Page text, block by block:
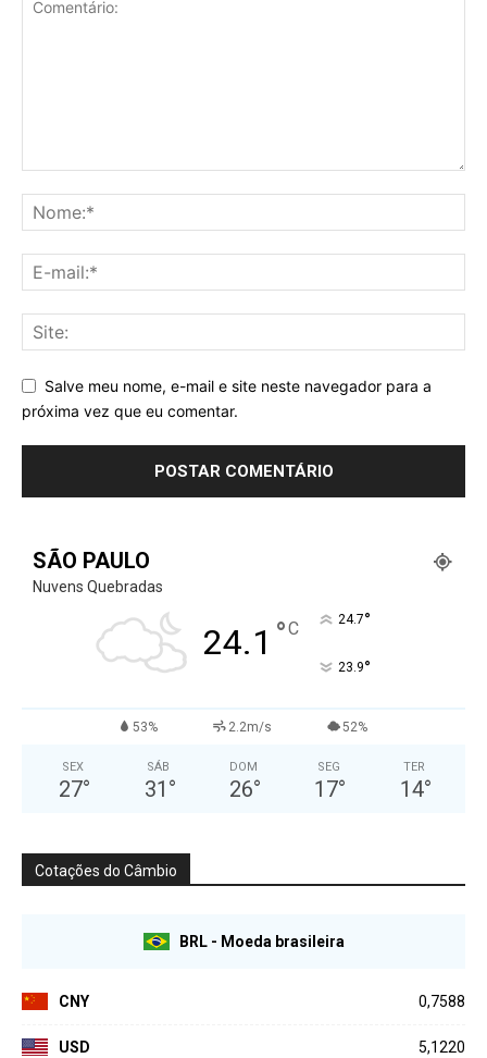
Salve meu nome, e-mail e site neste navegador para a
próxima vez que eu comentar.
SÃO PAULO
Nuvens Quebradas
24.1 °C 24.7°
23.9°
53% 2.2m/s 52%
SEX
27°
SÁB
31 °
DOM
26°
SEG
17°
TER
14°
Cotações do Câmbio
BRL - Moeda brasileira
CNY 0,7588
USD 5,1220